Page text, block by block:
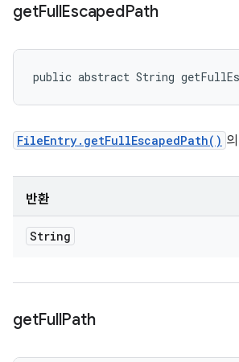
getFullEscapedPath
public abstract String
FileEntry.getFullEscapedPath()
반환
String
getFullPath